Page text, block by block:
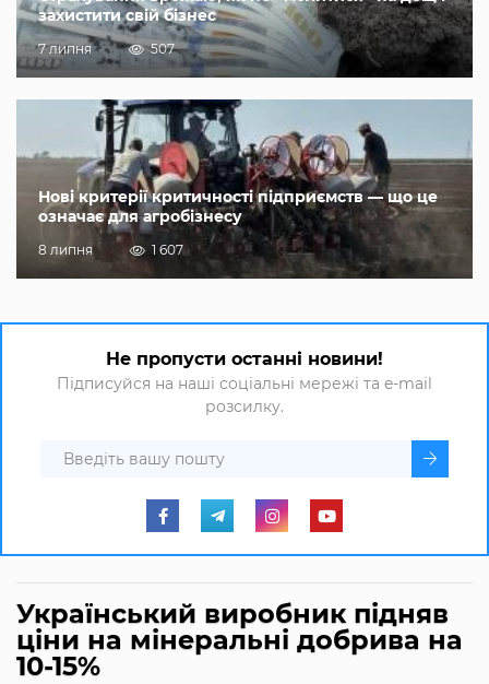
захистити свій бізнес
7 липня 507
Нові критерії критичності підприємств — що це
означає для агробізнесу
8 липня 1 607
Не пропусти останні новини!
Підписуйся на наші соціальні мережі та e-mail
розсилку.
Український виробник підняв
ціни на мінеральні добрива на
10-15%